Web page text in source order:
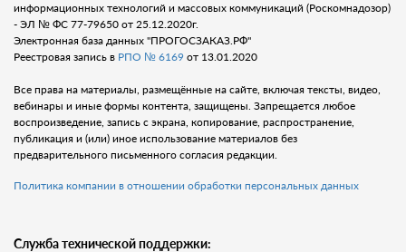
информационных технологий и массовых коммуникаций (Роскомнадозор)
- ЭЛ № ФС 77-79650 от 25.12.2020г.
Электронная база данных "ПРОГОСЗАКАЗ.РФ"
Реестровая запись в РПО № 6169 от 13.01.2020
Все права на материалы, размещённые на сайте, включая тексты, видео,
вебинары и иные формы контента, защищены. Запрещается любое
воспроизведение, запись с экрана, копирование, распространение,
публикация и (или) иное использование материалов без
предварительного письменного согласия редакции.
Политика компании в отношении обработки персональных данных
Служба технической поддержки: